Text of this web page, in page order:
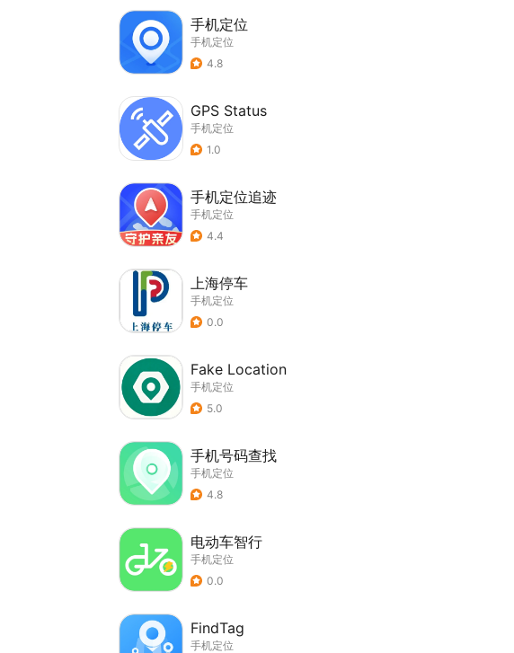
手机定位
手机定位
4.8
GPS Status
手机定位
1.0
手机定位追迹
手机定位
4.4
上海停车
手机定位
0.0
Fake Location
手机定位
5.0
手机号码查找
手机定位
4.8
电动车智行
手机定位
0.0
FindTag
手机定位